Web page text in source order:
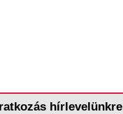
hírlevelünkre